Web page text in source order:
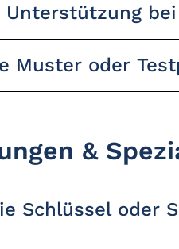
Unterstützung
Muster oder
&
Schlüssel oder